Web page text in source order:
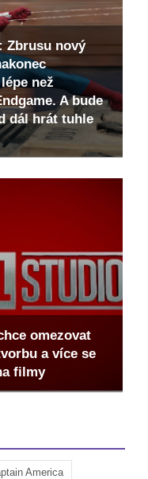
Zbrusu nový
než
A bude
dál hrát tuhle
omezovat
a více se
filmy
America